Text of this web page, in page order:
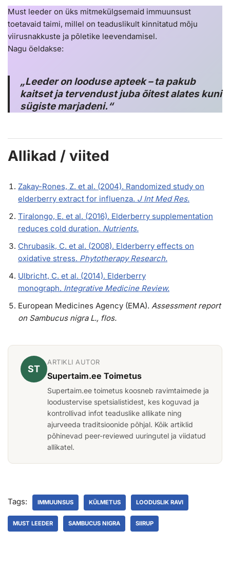
Must leeder on üks mitmekülgsemaid immuunsust
toetavaid taimi, millel on teaduslikult kinnitatud mõju
viirusnakkuste ja põletike leevendamisel.
Nagu öeldakse:
„Leeder on looduse apteek – ta pakub
kaitset ja tervendust juba õitest alates kuni
sügiste marjadeni.“
Allikad / viited
Zakay-Rones, Z. et al. (2004). Randomized study on
elderberry extract for influenza. J Int Med Res.
Tiralongo, E. et al. (2016). Elderberry supplementation
reduces cold duration. Nutrients.
Chrubasik, C. et al. (2008). Elderberry effects on
oxidative stress. Phytotherapy Research.
Ulbricht, C. et al. (2014). Elderberry
monograph. Integrative Medicine Review.
European Medicines Agency (EMA). Assessment report
on Sambucus nigra L., flos.
ST
ARTIKLI AUTOR
Supertaim.ee Toimetus
Supertaim.ee toimetus koosneb ravimtaimede ja
loodustervise spetsialistidest, kes koguvad ja
kontrollivad infot teaduslike allikate ning
ajurveeda traditsioonide põhjal. Kõik artiklid
põhinevad peer-reviewed uuringutel ja viidatud
allikatel.
Tags: IMMUUNSUS KÜLMETUS LOODUSLIK RAVI
MUST LEEDER SAMBUCUS NIGRA SIIRUP